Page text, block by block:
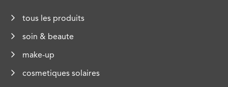
tous les produits
soin & beaute
make-up
cosmetiques solaires